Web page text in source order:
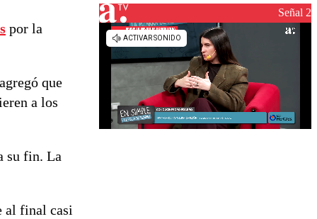
por la
que
a los
su fin. La
al final casi
Señal 2